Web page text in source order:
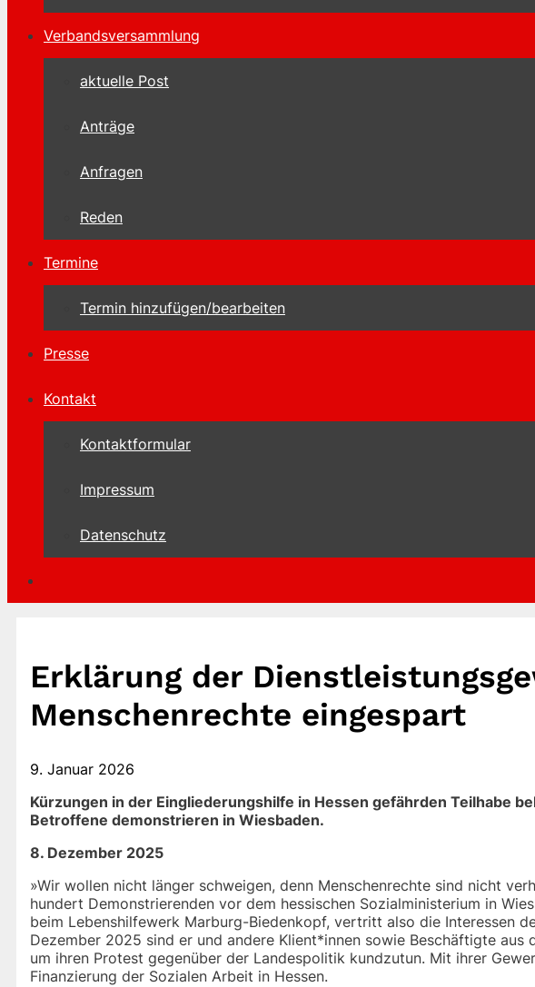
Verbandsversammlung
aktuelle Post
Anträge
Anfragen
Reden
Termine
Termin hinzufügen/bearbeiten
Presse
Kontakt
Kontaktformular
Impressum
Datenschutz
Erklärung der
Menschenrechte eingespart
9. Januar 2026
Kürzungen in der Eingliederungshilfe in Hessen gefährden Teilhabe
Betroffene demonstrieren in Wiesbaden.
8. Dezember 2025
»Wir wollen nicht länger schweigen, denn Menschenrechte sind nicht
hundert Demonstrierenden vor dem hessischen Sozialministerium in
beim Lebenshilfewerk Marburg-Biedenkopf, vertritt also die Interessen
Dezember 2025 sind er und andere Klient*innen sowie Beschäftigte aus
um ihren Protest gegenüber der Landespolitik kundzutun. Mit ihrer
Finanzierung der Sozialen Arbeit in Hessen.